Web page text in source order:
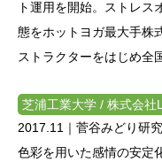
ト運用を開始。ストレス
態をホットヨガ最大手株
ストラクターをはじめ全
芝浦工業大学 / 株式会社
2017.11｜ 菅谷みどり研
色彩を用いた感情の安定